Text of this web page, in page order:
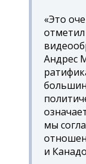
«Это
Андрес
мы
и